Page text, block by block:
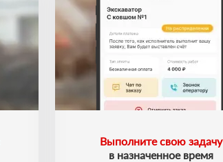
Выполните свою задачу
в назначенное время